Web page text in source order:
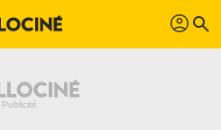
profil search